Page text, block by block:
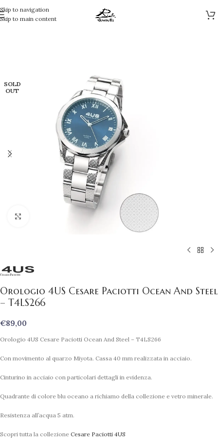
Skip to navigation
Skip to main content
SOLD
OUT
Orologio 4US Cesare Paciotti Ocean And Steel
– T4LS266
€89,00
Orologio 4US Cesare Paciotti Ocean And Steel – T4LS266
Con movimento al quarzo Miyota. Cassa 40 mm realizzata in acciaio.
Cinturino in acciaio con particolari dettagli in evidenza.
Quadrante di colore blu oceano a richiamo della collezione e vetro minerale.
Resistenza all’acqua 5 atm.
Scopri tutta la collezione Cesare Paciotti 4US